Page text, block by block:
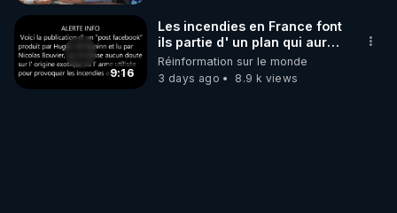
9:16
Les incendies en France font
ils partie d' un plan qui aurait
débuté le 11 septembre 2001
?
Réinformation sur le monde
3 days ago
8.9 k views